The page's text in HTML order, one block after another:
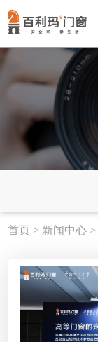
首页 > 新闻中心 >